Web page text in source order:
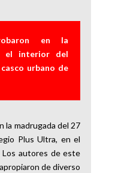
en la
el interior del
urbano de
la madrugada del 27
Plus Ultra, en el
Los autores de este
de diverso